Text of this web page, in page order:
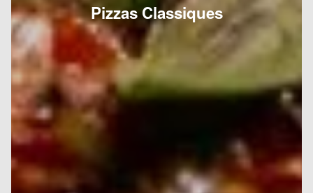
Pizzas Classiques